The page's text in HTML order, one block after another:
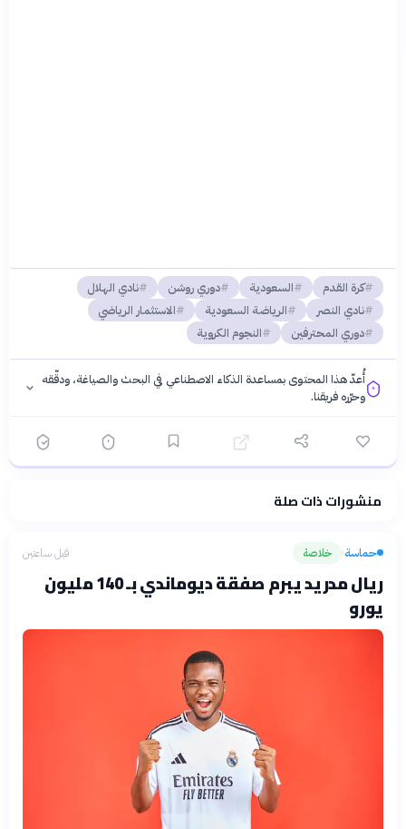
كرة القدم السعودية دوري روشن
نادي الهلال
نادي النصر
الرياضة السعودية
الاستثمار الرياضي
دوري المحترفين
النجوم الكروية
أُعدّ هذا المحتوى بمساعدة الذكاء الاصطناعي في البحث والصياغة، ودقّقه
وحرّره فريقنا.
فلسفتنا المعرفية· سياسة الذكاء الاصطناعيمنشورات ذات صلة
حماسة› خلاصة قبل ساعتين
ريال مدريد يبرم صفقة ديوماندي بـ 140 مليون
يورو